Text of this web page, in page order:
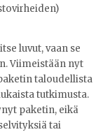
luvut, vaan se
Viimeistään nyt
taloudellista
tutkimusta.
paketin, eikä
tai